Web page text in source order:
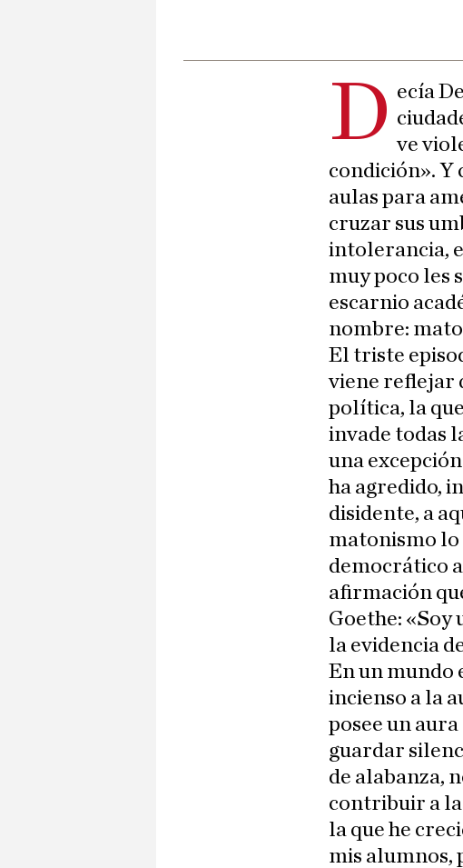
D ecía
ve
condición». Y
aulas para
cruzar sus
intolerancia,
muy poco les
escarnio
nombre:
El triste
viene reflejar
política, la
invade todas
una
ha agredido,
disidente, a
matonismo lo
democrático
afirmación
Goethe:
la evidencia
En un mundo
incienso a la
posee un
guardar
de alabanza,
contribuir a
la que he
mis alumnos,